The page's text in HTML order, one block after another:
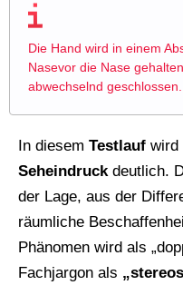
Die Hand wird in einem
Nasevor die Nase
abwechselnd geschlossen.
In diesem Testlauf wird
Seheindruckdeutlich.
der Lage, aus der
räumliche
Phänomen wird als
Fachjargon als